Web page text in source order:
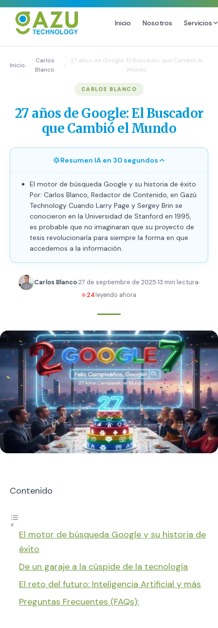
Inicio Nosotros Servicios
Email Marketing y SMS
Growth Youtube ↗
Producción de Videos
Inicio›
Carlos
Blanco
›
27 años de Google: El Buscador que Cambió el
Mundo
CARLOS BLANCO
27 años de Google: El Buscador
que Cambió el Mundo
Resumen IA en 30 segundos
El motor de búsqueda Google y su historia de éxito
Por: Carlos Blanco, Redactor de Contenido, en Gazú
Technology Cuando Larry Page y Sergey Brin se
conocieron en la Universidad de Stanford en 1995,
es probable que no imaginaran que su proyecto de
tesis revolucionaría para siempre la forma en que
accedemos a la información.
Carlos Blanco27 de septiembre de 2025 13 min lectura
24 leyendo ahora
Contenido
El motor de búsqueda Google y su historia de
éxito
De un garaje a la cúspide de la tecnología
El reto del futuro: Inteligencia Artificial y más
Preguntas Frecuentes (FAQs):